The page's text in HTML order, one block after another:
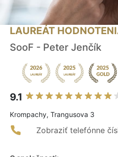
LAUREÁT
SooF - Peter Jenčík
9.1
Krompachy, Trangusova 3
Zobraziť telefónne